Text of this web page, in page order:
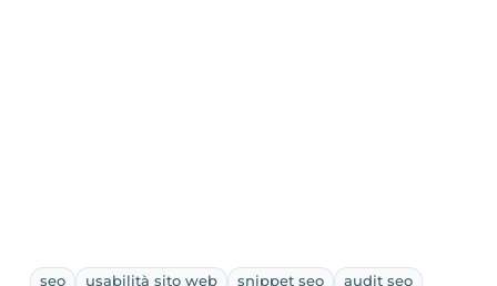
seo usabilità sito web snippet seo audit seo